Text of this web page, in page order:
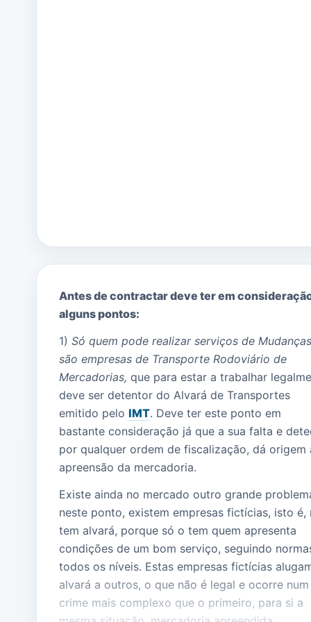
Antes de contractar deve ter em
alguns pontos:
1) Só quem pode realizar serviços de Mudanças
são empresas de Transporte Rodoviário de
Mercadorias, que para estar a trabalhar
deve ser detentor do Alvará de Transportes
emitido pelo IMT. Deve ter este ponto em
bastante consideração já que a sua falta e
por qualquer ordem de fiscalização, dá origem
apreensão da mercadoria.
Existe ainda no mercado outro grande
neste ponto, existem empresas fictícias, isto é,
tem alvará, porque só o tem quem apresenta
condições de um bom serviço, seguindo
todos os níveis. Estas empresas fictícias
alvará a outros, o que não é legal e ocorre num
crime mais complexo que o primeiro, para si a